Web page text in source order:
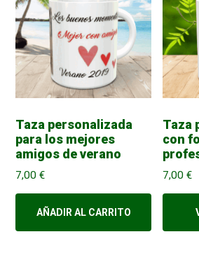
Taza personalizada
para los mejores
amigos de verano
7,00€
AÑADIR AL CARRITO
Taza
con
7,00€